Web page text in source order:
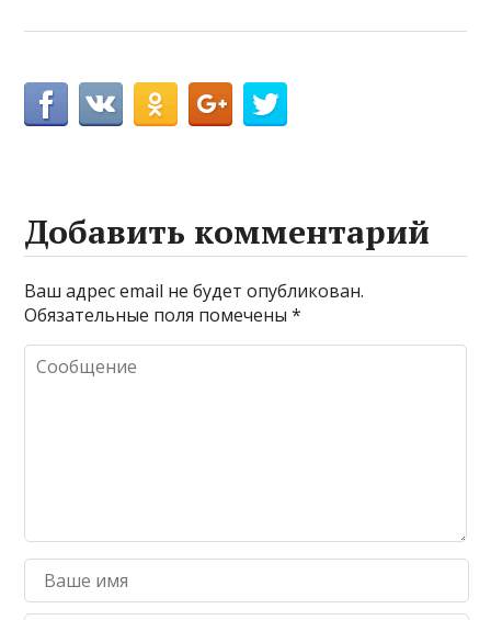
Добавить комментарий
Ваш адрес email не будет опубликован.
Обязательные поля помечены*